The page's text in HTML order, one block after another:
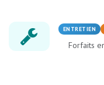
ENTRETIEN
Forfaits